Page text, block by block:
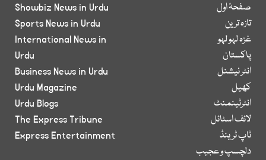
صفحۂ اول
تازہ ترین
غزہ لہو لہو
پاکستان
انٹر نیشنل
کھیل
انٹرٹینمنٹ
لائف اسٹائل
ٹاپ ٹرینڈ
دلچسپ و عجیب
Showbiz News in Urdu
Sports News in Urdu
International News in
Urdu
Business News in Urdu
Urdu Magazine
Urdu Blogs
The Express Tribune
Express Entertainment